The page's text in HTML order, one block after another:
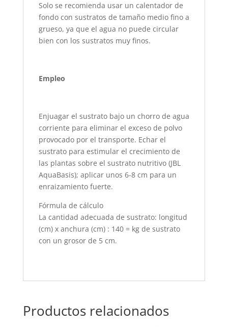
Solo se recomienda usar un calentador de
fondo con sustratos de tamaño medio fino a
grueso, ya que el agua no puede circular
bien con los sustratos muy finos.
Empleo
Enjuagar el sustrato bajo un chorro de agua
corriente para eliminar el exceso de polvo
provocado por el transporte. Echar el
sustrato para estimular el crecimiento de
las plantas sobre el sustrato nutritivo (JBL
AquaBasis); aplicar unos 6-8 cm para un
enraizamiento fuerte.
Fórmula de cálculo
La cantidad adecuada de sustrato: longitud
(cm) x anchura (cm) : 140 = kg de sustrato
con un grosor de 5 cm.
Productos relacionados